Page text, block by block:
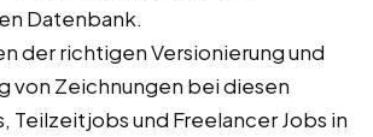
Datenbank.
der richtigen Versionierung und
von Zeichnungen bei diesen
Teilzeitjobs und Freelancer Jobs in